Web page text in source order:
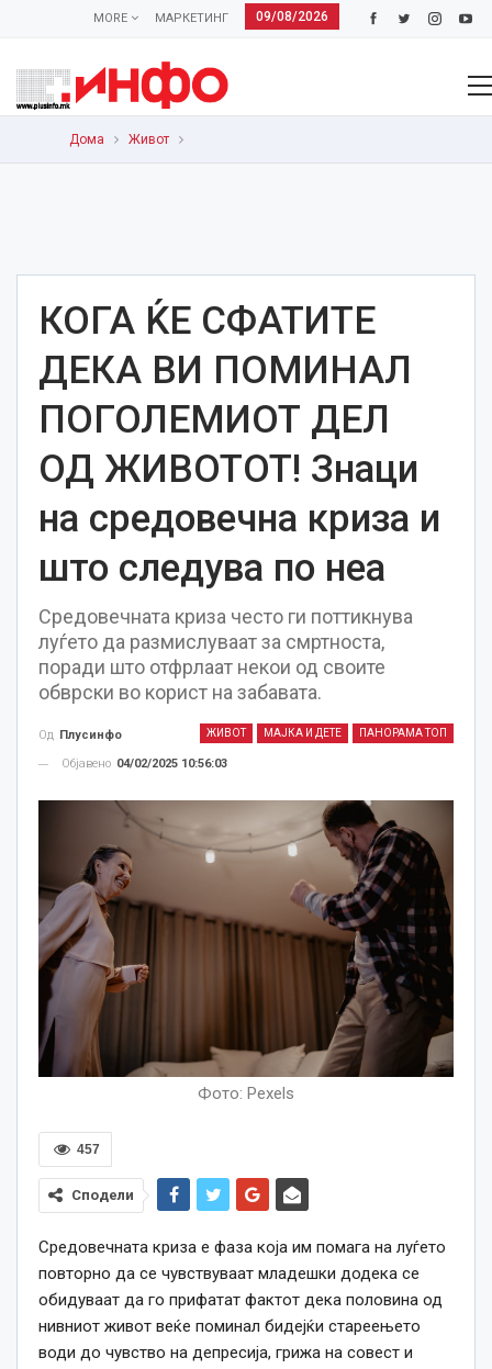
09/08/2026
МАРКЕТИНГ
MORE
Дома Живот
КОГА ЌЕ СФАТИТЕ
ДЕКА ВИ ПОМИНАЛ
ПОГОЛЕМИОТ ДЕЛ
ОД ЖИВОТОТ! Знаци
на средовечна криза и
што следува по неа
Средовечната криза често ги поттикнува
луѓето да размислуваат за смртноста,
поради што отфрлаат некои од своите
обврски во корист на забавата.
ЖИВОТ МАЈКА И ДЕТЕ ПАНОРАМА ТОП
Од Плусинфо
Објавено 04/02/2025 10:56:03
Фото: Pexels
457
Сподели
Средовечната криза е фаза која им помага на луѓето
повторно да се чувствуваат младешки додека се
обидуваат да го прифатат фактот дека половина од
нивниот живот веќе поминал бидејќи стареењето
води до чувство на депресија, грижа на совест и